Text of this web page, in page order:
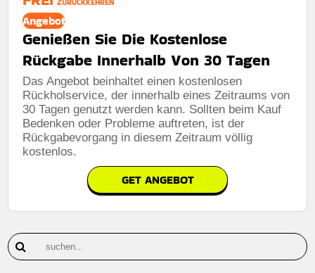
Angebot
Genießen Sie Die Kostenlose
Rückgabe Innerhalb Von 30 Tagen
Das Angebot beinhaltet einen kostenlosen
Rückholservice, der innerhalb eines Zeitraums von
30 Tagen genutzt werden kann. Sollten beim Kauf
Bedenken oder Probleme auftreten, ist der
Rückgabevorgang in diesem Zeitraum völlig
kostenlos.
GET ANGEBOT